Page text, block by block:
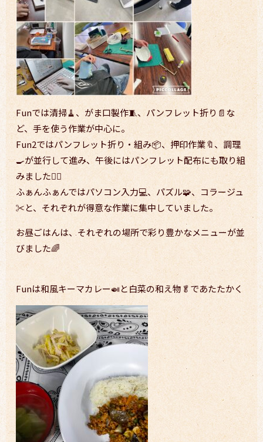
Funでは清掃🧹、がま口製作🧵、パンフレット折り📄な
ど、手を使う作業が中心に。
Fun2ではパンフレット折り・組み📦、押印作業🔖、調理
🍳が並行して進み、午後にはパンフレット配布にも取り組
みました🚶‍♀️
ふぁんふぁんではパソコン入力💻、パズル🧩、コラージュ
✂️と、それぞれが得意な作業に集中していました。
お昼ごはんは、それぞれの場所で彩り豊かなメニューが並
びました🌈
Funは和風キーマカレー🍛と白菜の和え物🥬であたたかく